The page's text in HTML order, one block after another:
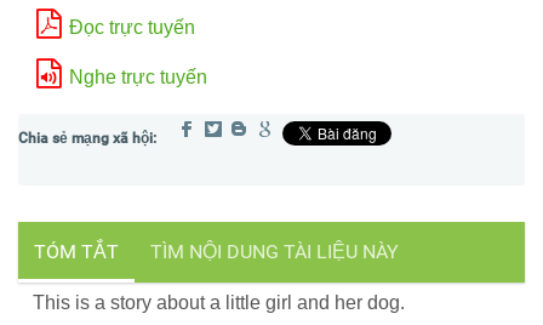
Đọc trực tuyến
Nghe trực tuyến
TÓM TẮT TÌM NỘI DUNG TÀI LIỆU NÀY
This is a story about a little girl and her dog.